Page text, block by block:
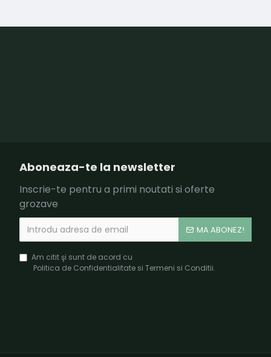
Aboneaza-te la newsletter
Inscrie-te pentru a primi noutati si oferte
grozave
MA ABONEZ!
Am citit şi sunt de acord cu
Politica de Confidentialitate si Termeni si Conditii.